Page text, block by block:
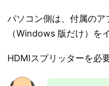
パソコン側は、付属のア
（Windows 版だけ）を
HDMIスプリッターを必